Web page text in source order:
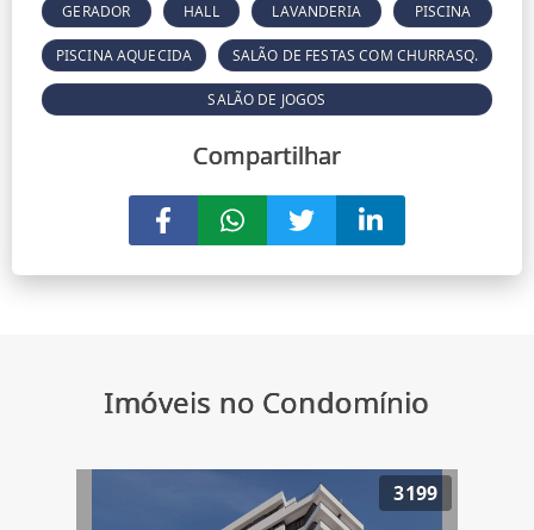
GERADOR HALL LAVANDERIA PISCINA
PISCINA AQUECIDA SALÃO DE FESTAS COM CHURRASQ.
SALÃO DE JOGOS
Compartilhar
Imóveis no Condomínio
3199